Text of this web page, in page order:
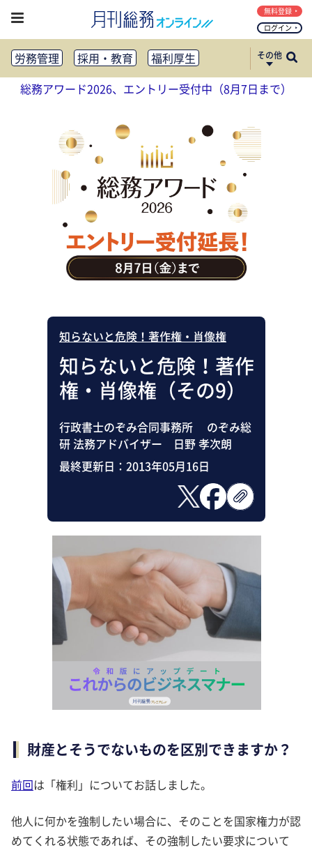
ログイン
無料登録
労務管理 採用・教育
福利厚生
健康経営
働き方改革
法務・コンプライアンス
リスクマネジメント・BCP
社外・社内広報
社外・社内コミュニケーション活性化
FM・オフィス移転
CSR・SDGs
テクノロジー活用・DX
助成金・補助金・コスト削減
アウトソーシング・BPO
調査・レポート
その他
総務アワード2026、エントリー受付中（8月7日まで）
知らないと危険！著作権・肖像権
知らないと危険！著作
権・肖像権（その9）
行政書士のぞみ合同事務所 のぞみ総
研 法務アドバイザー 日野 孝次朗
最終更新日： 2013年05月16日
財産とそうでないものを区別できますか？
前回は「権利」についてお話しました。
他人に何かを強制したい場合に、そのことを国家権力が認
めてくれる状態であれば、その強制したい要求について